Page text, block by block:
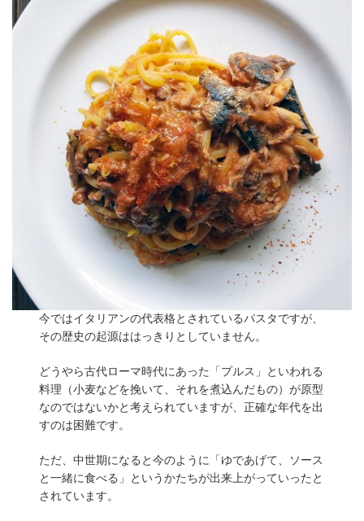
今ではイタリアンの代表格とされているパスタですが、
その歴史の起源ははっきりとしていません。
どうやら古代ローマ時代にあった「プルス」といわれる
料理（小麦などを挽いて、それを煮込んだもの）が原型
なのではないかと考えられていますが、正確な年代を出
すのは困難です。
ただ、中世期になると今のように「ゆであげて、ソース
と一緒に食べる」というかたちが出来上がっていったと
されています。